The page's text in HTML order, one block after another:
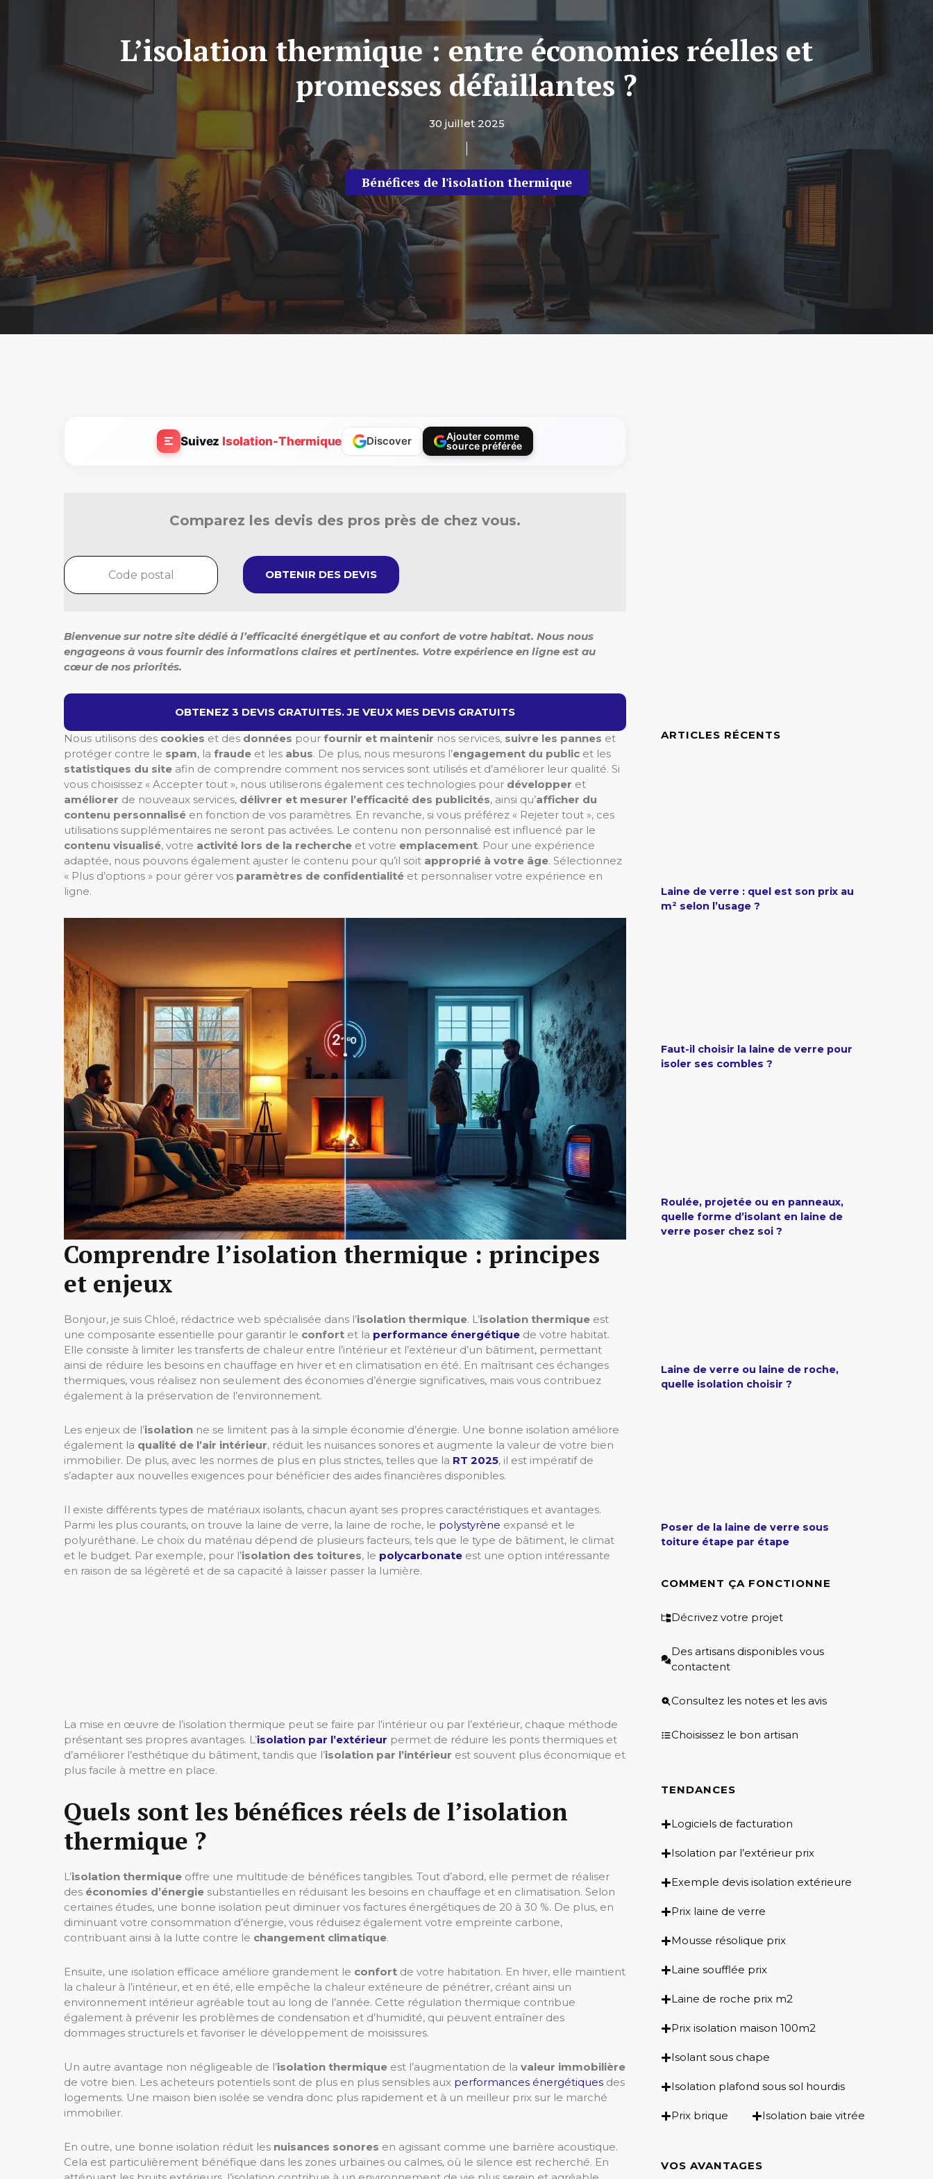
L’isolation thermique : entre économies réelles et
promesses défaillantes ?
30 juillet 2025
Bénéfices de l'isolation thermique
Suivez Isolation-Thermique Discover
Ajouter comme
source préférée
Comparez les devis des pros près de chez vous.
OBTENIR DES DEVIS
Bienvenue sur notre site dédié à l’efficacité énergétique et au confort de votre habitat. Nous nous
engageons à vous fournir des informations claires et pertinentes. Votre expérience en ligne est au
cœur de nos priorités.
OBTENEZ 3 DEVIS GRATUITES. JE VEUX MES DEVIS GRATUITS
Nous utilisons des cookies et des données pour fournir et maintenir nos services, suivre les pannes et
protéger contre le spam, la fraude et les abus. De plus, nous mesurons l’engagement du public et les
statistiques du site afin de comprendre comment nos services sont utilisés et d’améliorer leur qualité. Si
vous choisissez « Accepter tout », nous utiliserons également ces technologies pour développer et
améliorer de nouveaux services, délivrer et mesurer l’efficacité des publicités, ainsi qu’afficher du
contenu personnalisé en fonction de vos paramètres. En revanche, si vous préférez « Rejeter tout », ces
utilisations supplémentaires ne seront pas activées. Le contenu non personnalisé est influencé par le
contenu visualisé, votre activité lors de la recherche et votre emplacement. Pour une expérience
adaptée, nous pouvons également ajuster le contenu pour qu’il soit approprié à votre âge. Sélectionnez
« Plus d’options » pour gérer vos paramètres de confidentialité et personnaliser votre expérience en
ligne.
Comprendre l’isolation thermique : principes
et enjeux
Bonjour, je suis Chloé, rédactrice web spécialisée dans l’isolation thermique. L’isolation thermique est
une composante essentielle pour garantir le confort et la performance énergétique de votre habitat.
Elle consiste à limiter les transferts de chaleur entre l’intérieur et l’extérieur d’un bâtiment, permettant
ainsi de réduire les besoins en chauffage en hiver et en climatisation en été. En maîtrisant ces échanges
thermiques, vous réalisez non seulement des économies d’énergie significatives, mais vous contribuez
également à la préservation de l’environnement.
Les enjeux de l’isolation ne se limitent pas à la simple économie d’énergie. Une bonne isolation améliore
également la qualité de l’air intérieur, réduit les nuisances sonores et augmente la valeur de votre bien
immobilier. De plus, avec les normes de plus en plus strictes, telles que la RT 2025, il est impératif de
s’adapter aux nouvelles exigences pour bénéficier des aides financières disponibles.
Il existe différents types de matériaux isolants, chacun ayant ses propres caractéristiques et avantages.
Parmi les plus courants, on trouve la laine de verre, la laine de roche, le polystyrène expansé et le
polyuréthane. Le choix du matériau dépend de plusieurs facteurs, tels que le type de bâtiment, le climat
et le budget. Par exemple, pour l’isolation des toitures, le polycarbonate est une option intéressante
en raison de sa légèreté et de sa capacité à laisser passer la lumière.
La mise en œuvre de l’isolation thermique peut se faire par l’intérieur ou par l’extérieur, chaque méthode
présentant ses propres avantages. L’isolation par l’extérieur permet de réduire les ponts thermiques et
d’améliorer l’esthétique du bâtiment, tandis que l’isolation par l’intérieur est souvent plus économique et
plus facile à mettre en place.
Quels sont les bénéfices réels de l’isolation
thermique ?
L’isolation thermique offre une multitude de bénéfices tangibles. Tout d’abord, elle permet de réaliser
des économies d’énergie substantielles en réduisant les besoins en chauffage et en climatisation. Selon
certaines études, une bonne isolation peut diminuer vos factures énergétiques de 20 à 30 %. De plus, en
diminuant votre consommation d’énergie, vous réduisez également votre empreinte carbone,
contribuant ainsi à la lutte contre le changement climatique.
Ensuite, une isolation efficace améliore grandement le confort de votre habitation. En hiver, elle maintient
la chaleur à l’intérieur, et en été, elle empêche la chaleur extérieure de pénétrer, créant ainsi un
environnement intérieur agréable tout au long de l’année. Cette régulation thermique contribue
également à prévenir les problèmes de condensation et d’humidité, qui peuvent entraîner des
dommages structurels et favoriser le développement de moisissures.
Un autre avantage non négligeable de l’isolation thermique est l’augmentation de la valeur immobilière
de votre bien. Les acheteurs potentiels sont de plus en plus sensibles aux performances énergétiques des
logements. Une maison bien isolée se vendra donc plus rapidement et à un meilleur prix sur le marché
immobilier.
En outre, une bonne isolation réduit les nuisances sonores en agissant comme une barrière acoustique.
Cela est particulièrement bénéfique dans les zones urbaines ou calmes, où le silence est recherché. En
ARTICLES RÉCENTS
Laine de verre : quel est son prix au
m² selon l’usage ?
Faut-il choisir la laine de verre pour
isoler ses combles ?
Roulée, projetée ou en panneaux,
quelle forme d’isolant en laine de
verre poser chez soi ?
Laine de verre ou laine de roche,
quelle isolation choisir ?
Poser de la laine de verre sous
toiture étape par étape
COMMENT ÇA FONCTIONNE
Décrivez votre projet
Des artisans disponibles vous
contactent
Consultez les notes et les avis
Choisissez le bon artisan
TENDANCES
Logiciels de facturation
Isolation par l’extérieur prix
Exemple devis isolation extérieure
Prix laine de verre
Mousse résolique prix
Laine soufflée prix
Laine de roche prix m2
Prix isolation maison 100m2
Isolant sous chape
Isolation plafond sous sol hourdis
Prix brique Isolation baie vitrée
VOS AVANTAGES